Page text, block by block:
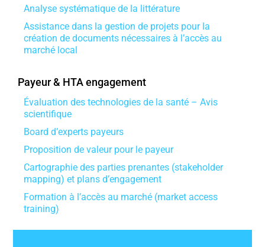
Analyse systématique de la littérature
Assistance dans la gestion de projets pour la
création de documents nécessaires à l’accès au
marché local
Payeur & HTA engagement
Évaluation des technologies de la santé – Avis
scientifique
Board d’experts payeurs
Proposition de valeur pour le payeur
Cartographie des parties prenantes (stakeholder
mapping) et plans d’engagement
Formation à l’accès au marché (market access
training)